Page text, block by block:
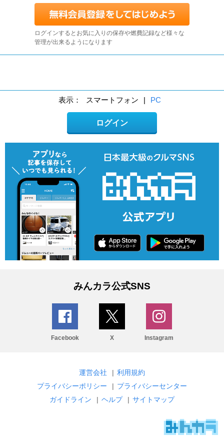
ログインするとお気に入りの保存や燃費記録など様々な
管理が出来るようになります
表示： スマートフォン | PC
ログイン
みんカラ公式SNS
Facebook X Instagram
運営会社 | 利用規約
プライバシーポリシー
| プライバシーセンター
ガイドライン
| ヘルプ | サイトマップ